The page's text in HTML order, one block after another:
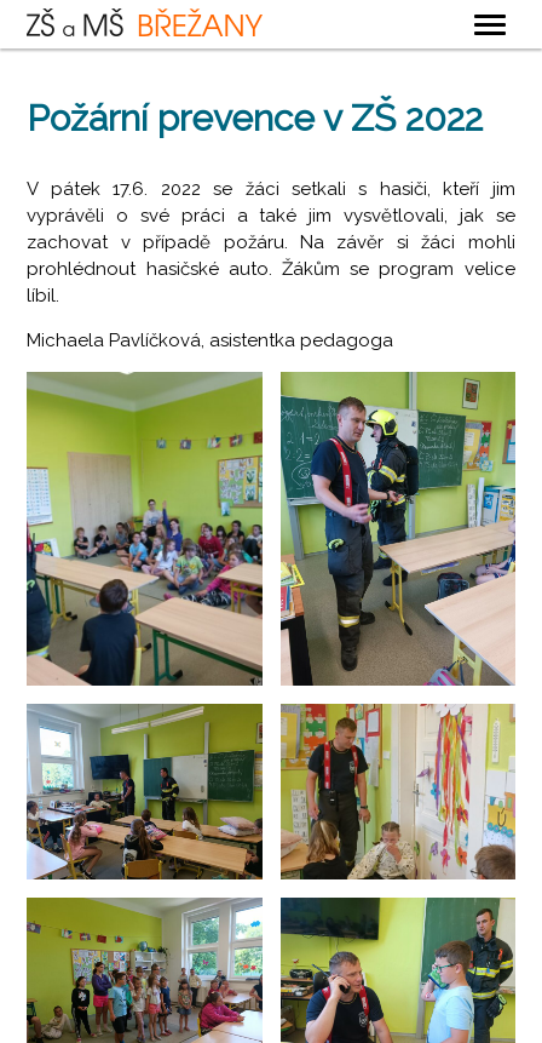
ZÁKLADNÍ ŠKOLA
ŠKOLNÍ DRUŽINA
ŠKOLNÍ JÍDELNA
Požární prevence v ZŠ 2022
V pátek 17.6. 2022 se žáci setkali s hasiči, kteří jim
vyprávěli o své práci a také jim vysvětlovali, jak se
zachovat v případě požáru. Na závěr si žáci mohli
prohlédnout hasičské auto. Žákům se program velice
líbil.
Michaela Pavlíčková, asistentka pedagoga